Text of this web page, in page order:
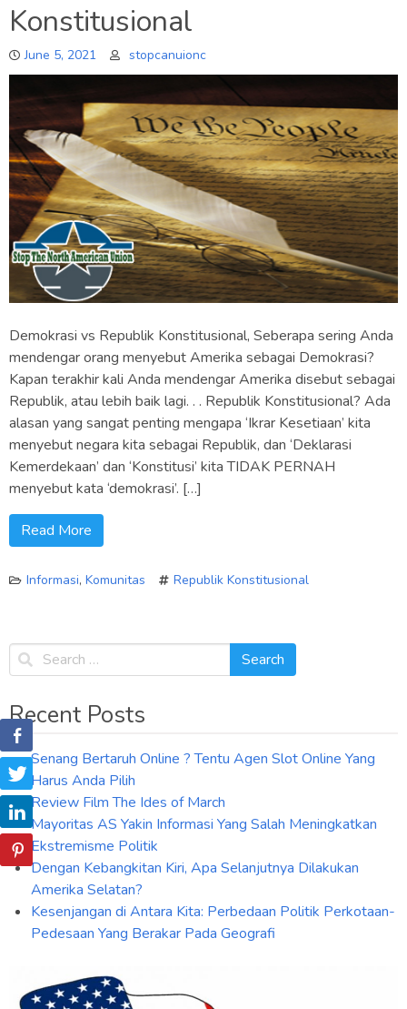
Konstitusional
June 5, 2021 stopcanuionc
Demokrasi vs Republik Konstitusional, Seberapa sering Anda
mendengar orang menyebut Amerika sebagai Demokrasi?
Kapan terakhir kali Anda mendengar Amerika disebut sebagai
Republik, atau lebih baik lagi. . . Republik Konstitusional? Ada
alasan yang sangat penting mengapa ‘Ikrar Kesetiaan’ kita
menyebut negara kita sebagai Republik, dan ‘Deklarasi
Kemerdekaan’ dan ‘Konstitusi’ kita TIDAK PERNAH
menyebut kata ‘demokrasi’. […]
Read More
Informasi, Komunitas Republik Konstitusional
Recent Posts
Senang Bertaruh Online ? Tentu Agen Slot Online Yang
Harus Anda Pilih
Review Film The Ides of March
Mayoritas AS Yakin Informasi Yang Salah Meningkatkan
Ekstremisme Politik
Dengan Kebangkitan Kiri, Apa Selanjutnya Dilakukan
Amerika Selatan?
Kesenjangan di Antara Kita: Perbedaan Politik Perkotaan-
Pedesaan Yang Berakar Pada Geografi